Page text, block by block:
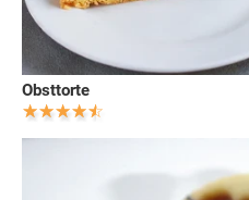
Obsttorte